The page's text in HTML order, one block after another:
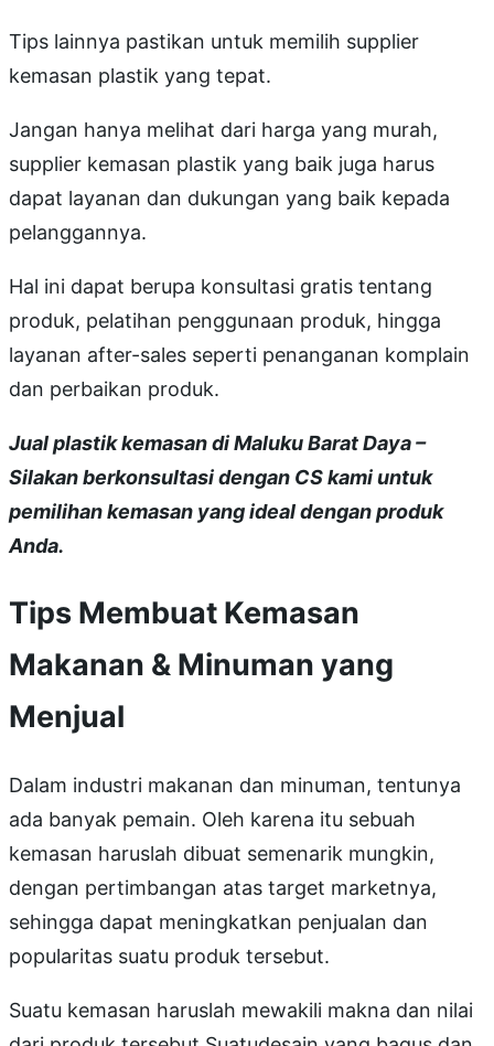
Tips lainnya pastikan untuk memilih supplier
kemasan plastik yang tepat.
Jangan hanya melihat dari harga yang murah,
supplier kemasan plastik yang baik juga harus
dapat layanan dan dukungan yang baik kepada
pelanggannya.
Hal ini dapat berupa konsultasi gratis tentang
produk, pelatihan penggunaan produk, hingga
layanan after-sales seperti penanganan komplain
dan perbaikan produk.
Jual plastik kemasan di Maluku Barat Daya –
Silakan berkonsultasi dengan CS kami untuk
pemilihan kemasan yang ideal dengan produk
Anda.
Tips Membuat Kemasan
Makanan & Minuman yang
Menjual
Dalam industri makanan dan minuman, tentunya
ada banyak pemain. Oleh karena itu sebuah
kemasan haruslah dibuat semenarik mungkin,
dengan pertimbangan atas target marketnya,
sehingga dapat meningkatkan penjualan dan
popularitas suatu produk tersebut.
Suatu kemasan haruslah mewakili makna dan nilai